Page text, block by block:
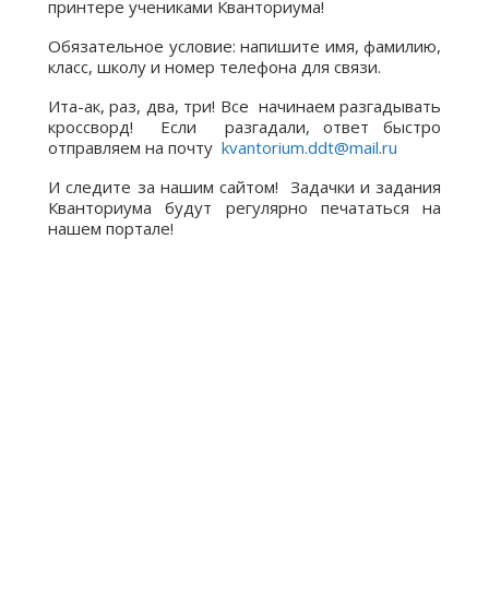
принтере учениками Кванториума!
Обязательное условие: напишите имя, фамилию,
класс, школу и номер телефона для связи.
Ита-ак, раз, два, три! Все начинаем разгадывать
кроссворд! Если разгадали, ответ быстро
отправляем на почту kvantorium.ddt@mail.ru
И следите за нашим сайтом! Задачки и задания
Кванториума будут регулярно печататься на
нашем портале!